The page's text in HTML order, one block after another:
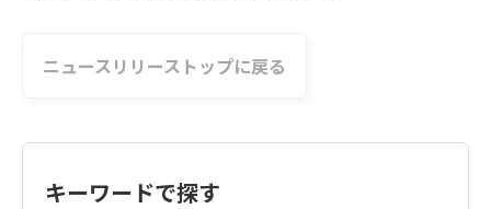
ニュースリリーストップに戻る
キーワードで探す